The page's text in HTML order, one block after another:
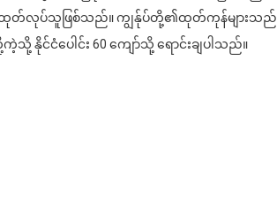
ထုတ်လုပ်သူဖြစ်သည်။ ကျွန်ုပ်တို့၏ထုတ်ကုန်များသည်
နိုင်ငံပေါင်း 60 ကျော်သို့ ရောင်းချပါသည်။